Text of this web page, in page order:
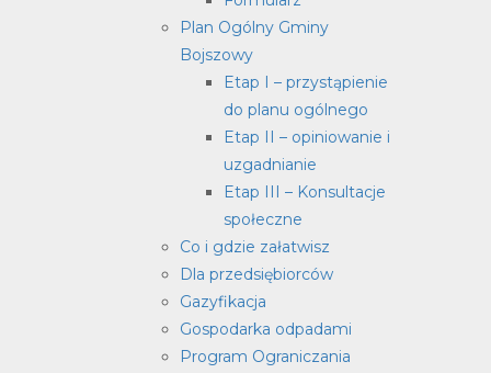
Plan Ogólny Gminy
Bojszowy
Etap I – przystąpienie
do planu ogólnego
Etap II – opiniowanie i
uzgadnianie
Etap III – Konsultacje
społeczne
Co i gdzie załatwisz
Dla przedsiębiorców
Gazyfikacja
Gospodarka odpadami
Program Ograniczania